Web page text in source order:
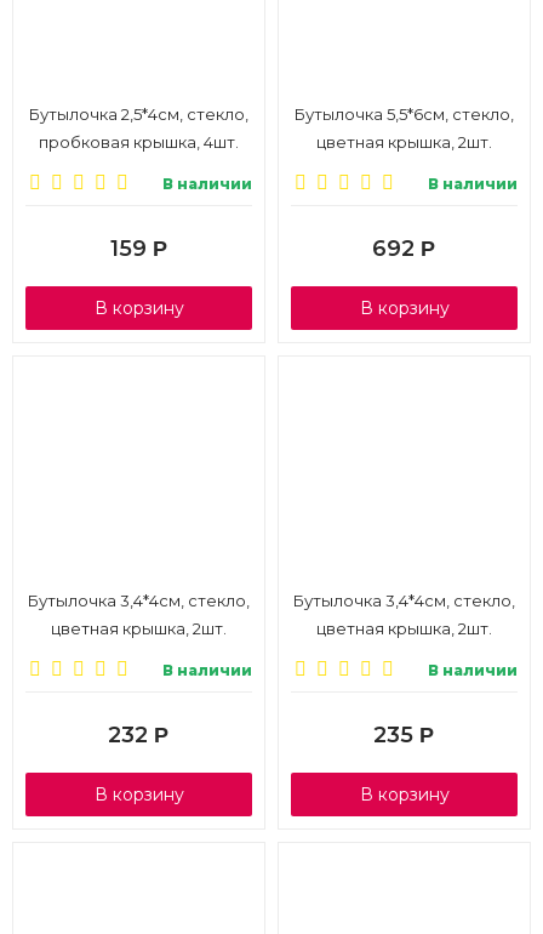
Бутылочка 2,5*4см, стекло,
пробковая крышка, 4шт.
В наличии
159 Р
В корзину
Бутылочка 5,5*6см, стекло,
цветная крышка, 2шт.
В наличии
692 Р
В корзину
Бутылочка 3,4*4см, стекло,
цветная крышка, 2шт.
В наличии
232 Р
В корзину
Бутылочка 3,4*4см, стекло,
цветная крышка, 2шт.
В наличии
235 Р
В корзину